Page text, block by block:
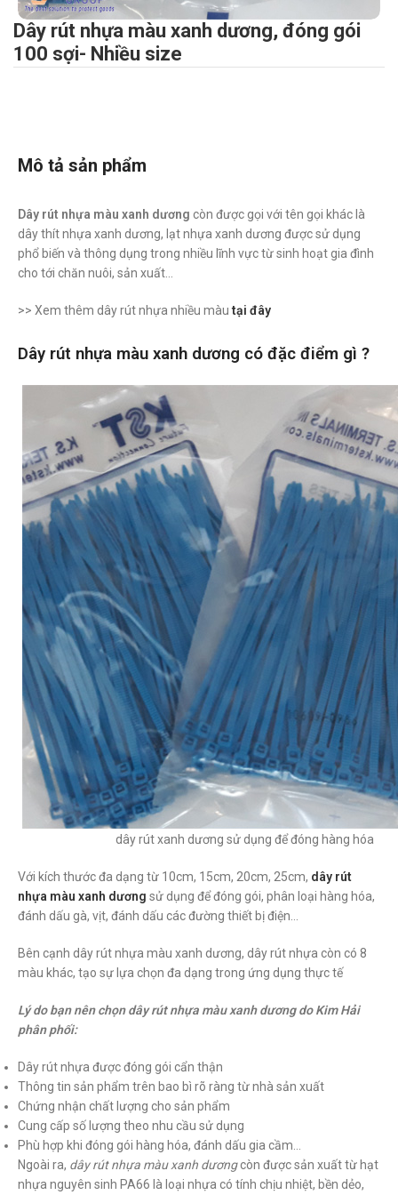
Dây rút nhựa màu xanh dương, đóng gói
100 sợi- Nhiều size
Mô tả sản phẩm
Dây rút nhựa màu xanh dương còn được gọi với tên gọi khác là
dây thít nhựa xanh dương, lạt nhựa xanh dương được sử dụng
phổ biến và thông dụng trong nhiều lĩnh vực từ sinh hoạt gia đình
cho tới chăn nuôi, sản xuất…
>> Xem thêm dây rút nhựa nhiều màutại đây
Dây rút nhựa màu xanh dương có đặc điểm gì ?
dây rút xanh dương sử dụng để đóng hàng hóa
Với kích thước đa dạng từ 10cm, 15cm, 20cm, 25cm, dây rút
nhựa màu xanh dương sử dụng để đóng gói, phân loại hàng hóa,
đánh dấu gà, vịt, đánh dấu các đường thiết bị điện…
Bên cạnh dây rút nhựa màu xanh dương, dây rút nhựa còn có 8
màu khác, tạo sự lựa chọn đa dạng trong ứng dụng thực tế
Lý do bạn nên chọn dây rút nhựa màu xanh dương do Kim Hải
phân phối:
Dây rút nhựa được đóng gói cẩn thận
Thông tin sản phẩm trên bao bì rõ ràng từ nhà sản xuất
Chứng nhận chất lượng cho sản phẩm
Cung cấp số lượng theo nhu cầu sử dụng
Phù hợp khi đóng gói hàng hóa, đánh dấu gia cầm…
Ngoài ra, dây rút nhựa màu xanh dươngcòn được sản xuất từ hạt
nhựa nguyên sinh PA66 là loại nhựa có tính chịu nhiệt, bền dẻo,